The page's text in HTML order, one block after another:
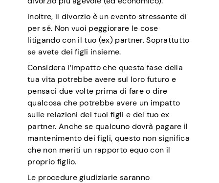
Inoltre, il divorzio è un evento stressante di
per sé. Non vuoi peggiorare le cose
litigando con il tuo (ex) partner. Soprattutto
se avete dei figli insieme.
Considera l’impatto che questa fase della
tua vita potrebbe avere sul loro futuro e
pensaci due volte prima di fare o dire
qualcosa che potrebbe avere un impatto
sulle relazioni dei tuoi figli e del tuo ex
partner. Anche se qualcuno dovrà pagare il
mantenimento dei figli, questo non significa
che non meriti un rapporto equo con il
proprio figlio.
Le procedure giudiziarie saranno